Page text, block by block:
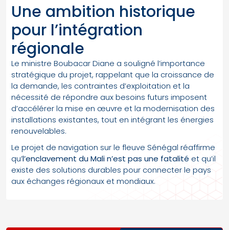
Une ambition historique
pour l’intégration
régionale
Le ministre Boubacar Diane a souligné l’importance
stratégique du projet, rappelant que la croissance de
la demande, les contraintes d’exploitation et la
nécessité de répondre aux besoins futurs imposent
d’accélérer la mise en œuvre et la modernisation des
installations existantes, tout en intégrant les énergies
renouvelables.
Le projet de navigation sur le fleuve Sénégal réaffirme
qu’l’enclavement du Mali n’est pas une fatalité et qu’il
existe des solutions durables pour connecter le pays
aux échanges régionaux et mondiaux.